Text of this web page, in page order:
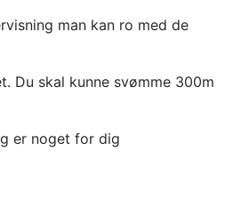
man kan ro med de
Du skal kunne svømme 300m
er noget for dig